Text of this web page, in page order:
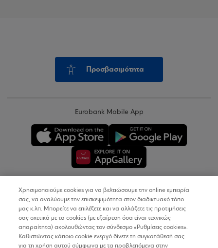
Προσβασιμότητα
Eurobank Mobile App
Copyright © 2026
Όροι Χρήσης
Προσωπικά Δεδομένα στον Διαδικτυακό Τόπο
Χρησιμοποιούμε cookies για να βελτιώσουμε την online εμπειρία
σας, να αναλύουμε την επισκεψιμότητα στον διαδικτυακό τόπο
μας κ.λπ. Μπορείτε να επιλέξετε και να αλλάξετε τις προτιμήσεις
σας σχετικά με τα cookies (με εξαίρεση όσα είναι τεχνικώς
απαραίτητα) ακολουθώντας τον σύνδεσμο «Ρυθμίσεις cookies».
Καθιστώντας κάποιο cookie ενεργό δίνετε τη συγκατάθεσή σας
για τη χρήση αυτού σύμφωνα με τα προβλεπόμενα στην